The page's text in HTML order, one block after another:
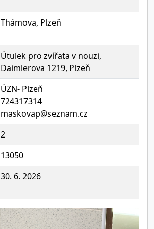
Thámova, Plzeň
Útulek pro zvířata v nouzi,
Daimlerova 1219, Plzeň
ÚZN- Plzeň
724317314
maskovap@seznam.cz
2
13050
30. 6. 2026